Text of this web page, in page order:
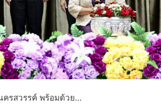
ครสวรรค์ พร้อมด้วย…